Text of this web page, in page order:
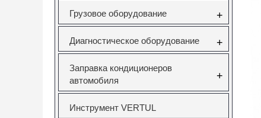
Грузовое оборудование +
Диагностическое оборудование +
Заправка кондиционеров
автомобиля
+
Инструмент VERTUL